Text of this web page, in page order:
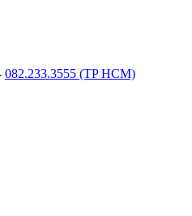
082.233.3555 (TP HCM)